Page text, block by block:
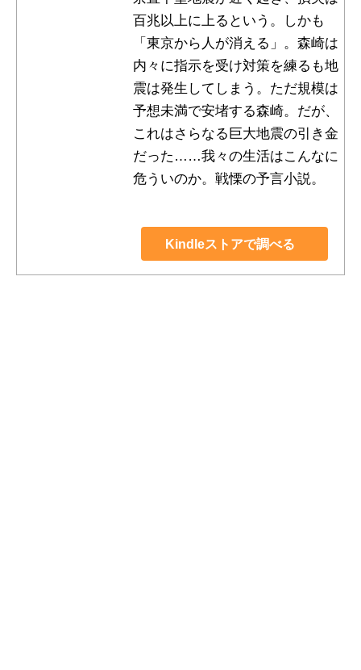
百兆以上に上るという。しかも
「東京から人が消える」。森崎は
内々に指示を受け対策を練るも地
震は発生してしまう。ただ規模は
予想未満で安堵する森崎。だが、
これはさらなる巨大地震の引き金
だった……我々の生活はこんなに
危ういのか。戦慄の予言小説。
Kindleストアで調べる